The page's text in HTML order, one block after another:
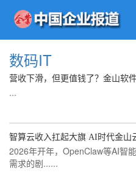
数码IT
营收下滑，但更值钱了？金山软
...
智算云收入扛起大旗 AI时代金山
2026年开年，OpenClaw等AI智
需求的剧......